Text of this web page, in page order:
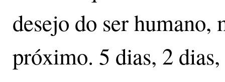
desejo do ser humano,
próximo. 5 dias, 2